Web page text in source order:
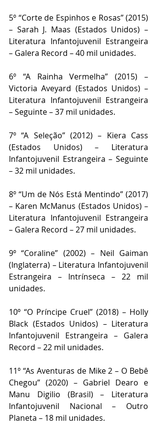
5º “Corte de Espinhos e Rosas” (2015)
– Sarah J. Maas (Estados Unidos) –
Literatura Infantojuvenil Estrangeira
– Galera Record – 40 mil unidades.
6º “A Rainha Vermelha” (2015) –
Victoria Aveyard (Estados Unidos) –
Literatura Infantojuvenil Estrangeira
– Seguinte – 37 mil unidades.
7º “A Seleção” (2012) – Kiera Cass
(Estados Unidos) – Literatura
Infantojuvenil Estrangeira – Seguinte
– 32 mil unidades.
8º “Um de Nós Está Mentindo” (2017)
– Karen McManus (Estados Unidos) –
Literatura Infantojuvenil Estrangeira
– Galera Record – 27 mil unidades.
9º “Coraline” (2002) – Neil Gaiman
(Inglaterra) – Literatura Infantojuvenil
Estrangeira – Intrínseca – 22 mil
unidades.
10º “O Príncipe Cruel” (2018) – Holly
Black (Estados Unidos) – Literatura
Infantojuvenil Estrangeira – Galera
Record – 22 mil unidades.
11º “As Aventuras de Mike 2 – O Bebê
Chegou” (2020) – Gabriel Dearo e
Manu Digilio (Brasil) – Literatura
Infantojuvenil Nacional – Outro
Planeta – 18 mil unidades.